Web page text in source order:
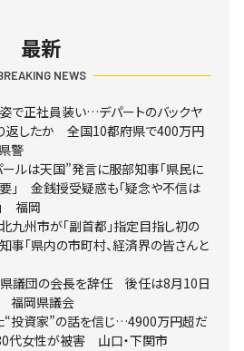
最新
NEWS
で正社員装い…デパートのバックヤ
返したか 全国10都府県で400万円
警
ルは天国”発言に服部知事「県民に
」 金銭授受疑惑も「疑念や不信は
福岡
九州市が「副首都」指定目指し初の
「県内の市町村、経済界の皆さんと
議団の会長を辞任 後任は8月10日
福岡県議会
“投資家”の話を信じ…4900万円超だ
代女性が被害 山口・下関市